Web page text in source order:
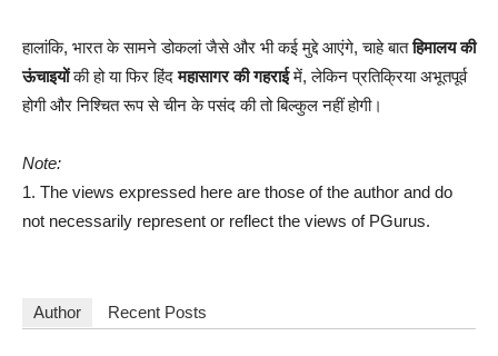
हालांकि, भारत के सामने डोकलां जैसे और भी कई मुद्दे आएंगे, चाहे बातहिमालय की
ऊंचाइयोंकी हो या फिर हिंदमहासागर की गहराईमें, लेकिन प्रतिक्रिया अभूतपूर्व
होगी और निश्चित रूप से चीन के पसंद की तो बिल्कुल नहीं होगी।
Note:
1. The views expressed here are those of the author and do
not necessarily represent or reflect the views of PGurus.
Author Recent Posts